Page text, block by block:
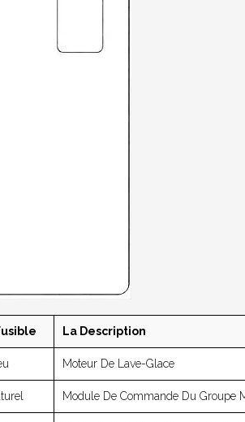
La Description
Moteur De Lave-Glace
Module De Commande Du Groupe